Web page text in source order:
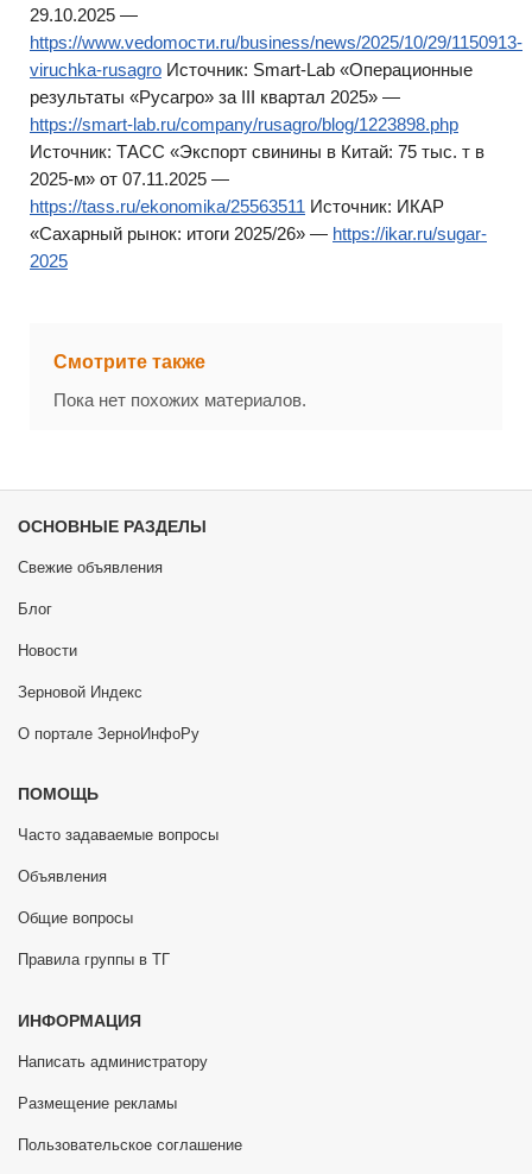
29.10.2025 —
https://www.vedomости.ru/business/news/2025/10/29/1150913-
viruchka-rusagro Источник: Smart-Lab «Операционные
результаты «Русагро» за III квартал 2025» —
https://smart-lab.ru/company/rusagro/blog/1223898.php
Источник: ТАСС «Экспорт свинины в Китай: 75 тыс. т в
2025-м» от 07.11.2025 —
https://tass.ru/ekonomika/25563511 Источник: ИКАР
«Сахарный рынок: итоги 2025/26» — https://ikar.ru/sugar-
2025
Смотрите также
Пока нет похожих материалов.
ОСНОВНЫЕ РАЗДЕЛЫ
Свежие объявления
Блог
Новости
Зерновой Индекс
О портале ЗерноИнфоРу
ПОМОЩЬ
Часто задаваемые вопросы
Объявления
Общие вопросы
Правила группы в ТГ
ИНФОРМАЦИЯ
Написать администратору
Размещение рекламы
Пользовательское соглашение